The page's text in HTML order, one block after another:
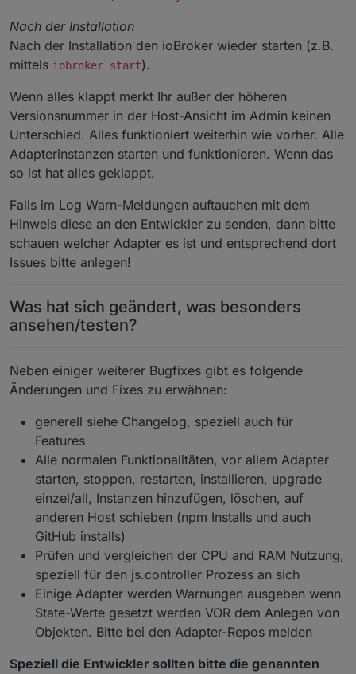
Nach der Installation
Nach der Installation den ioBroker wieder starten (z.B.
mittels iobroker start).
Wenn alles klappt merkt Ihr außer der höheren
Versionsnummer in der Host-Ansicht im Admin keinen
Unterschied. Alles funktioniert weiterhin wie vorher. Alle
Adapterinstanzen starten und funktionieren. Wenn das
so ist hat alles geklappt.
Falls im Log Warn-Meldungen auftauchen mit dem
Hinweis diese an den Entwickler zu senden, dann bitte
schauen welcher Adapter es ist und entsprechend dort
Issues bitte anlegen!
Was hat sich geändert, was besonders
ansehen/testen?
Neben einiger weiterer Bugfixes gibt es folgende
Änderungen und Fixes zu erwähnen:
generell siehe Changelog, speziell auch für
Features
Alle normalen Funktionalitäten, vor allem Adapter
starten, stoppen, restarten, installieren, upgrade
einzel/all, Instanzen hinzufügen, löschen, auf
anderen Host schieben (npm Installs und auch
GitHub installs)
Prüfen und vergleichen der CPU and RAM Nutzung,
speziell für den js.controller Prozess an sich
Einige Adapter werden Warnungen ausgeben wenn
State-Werte gesetzt werden VOR dem Anlegen von
Objekten. Bitte bei den Adapter-Repos melden
Speziell die Entwickler sollten bitte die genannten